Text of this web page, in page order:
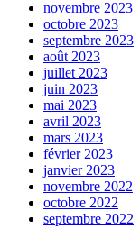
novembre 2023
octobre 2023
septembre 2023
août 2023
juillet 2023
juin 2023
mai 2023
avril 2023
mars 2023
février 2023
janvier 2023
novembre 2022
octobre 2022
septembre 2022